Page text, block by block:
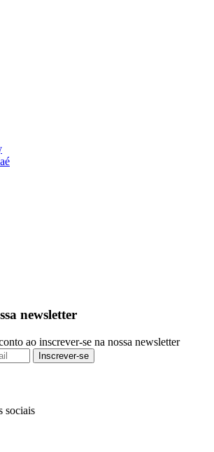
newsletter
ao inscrever-se na nossa newsletter
Inscrever-se
sociais